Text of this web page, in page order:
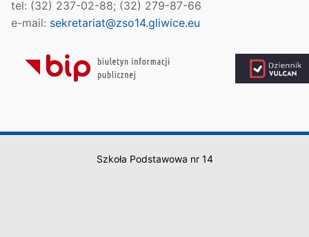
tel: (32) 237-02-88; (32) 279-87-66
e-mail: sekretariat@zso14.gliwice.eu
Szkoła Podstawowa nr 14